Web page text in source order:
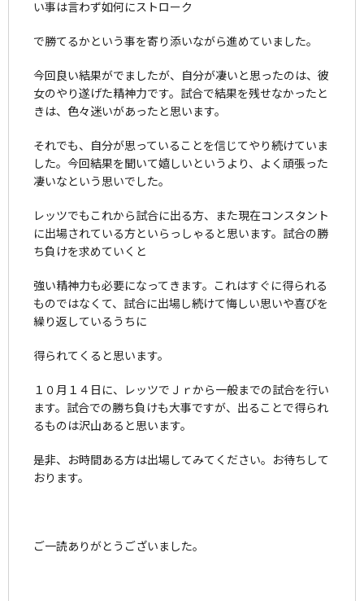
い事は言わず如何にストローク
で勝てるかという事を寄り添いながら進めていました。
今回良い結果がでましたが、自分が凄いと思ったのは、彼
女のやり遂げた精神力です。試合で結果を残せなかったと
きは、色々迷いがあったと思います。
それでも、自分が思っていることを信じてやり続けていま
した。今回結果を聞いて嬉しいというより、よく頑張った
凄いなという思いでした。
レッツでもこれから試合に出る方、また現在コンスタント
に出場されている方といらっしゃると思います。試合の勝
ち負けを求めていくと
強い精神力も必要になってきます。これはすぐに得られる
ものではなくて、試合に出場し続けて悔しい思いや喜びを
繰り返しているうちに
得られてくると思います。
１０月１４日に、レッツでＪｒから一般までの試合を行い
ます。試合での勝ち負けも大事ですが、出ることで得られ
るものは沢山あると思います。
是非、お時間ある方は出場してみてください。お待ちして
おります。
ご一読ありがとうございました。